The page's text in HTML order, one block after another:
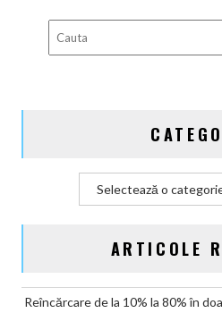
ARTICOLE
Reîncărcare de la 10% la 80% în